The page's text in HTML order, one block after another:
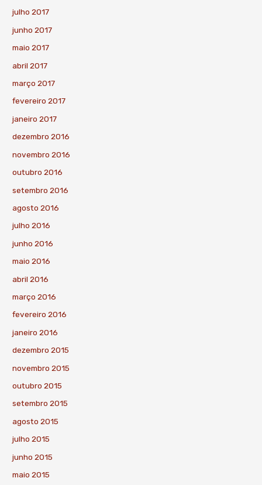
julho 2017
junho 2017
maio 2017
abril 2017
março 2017
fevereiro 2017
janeiro 2017
dezembro 2016
novembro 2016
outubro 2016
setembro 2016
agosto 2016
julho 2016
junho 2016
maio 2016
abril 2016
março 2016
fevereiro 2016
janeiro 2016
dezembro 2015
novembro 2015
outubro 2015
setembro 2015
agosto 2015
julho 2015
junho 2015
maio 2015